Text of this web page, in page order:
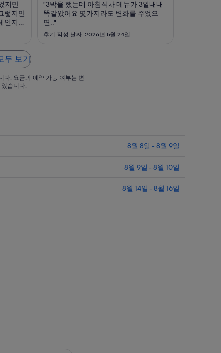
지만
렇지만
인지
25
일
지
다.
"3박을 했는데 아침식사 메뉴가 3일내내
똑같았어요 몇가지라도 변화를 주었으
면.."
후기 작성 날짜: 2026년 5월 24일
두 보기
다. 요금과 예약 가능 여부는 변
습니다.
8월 8일 - 8월 9일
8월 9일 - 8월 10일
8월 14일 - 8월 16일